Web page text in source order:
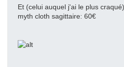
Et (celui auquel j'ai le plus
myth cloth sagittaire: 60€